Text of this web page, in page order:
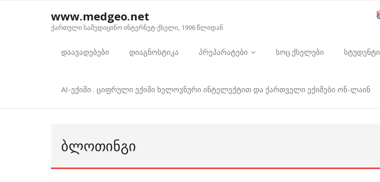
www.medgeo.net
ქართული სამედიცინო ინტერნეტ-ქსელი, 1996 წლიდან
დაავადებები დიაგნოსტიკა პრეპარატები სოც.ქსელები სტუდენტი
AI-ექიმი . ციფრული ექიმი ხელოვნური ინტელექტით და ქართველი ექიმები ონ-ლაინ
ᲑᲚᲝᲗᲘᲜᲒᲘ